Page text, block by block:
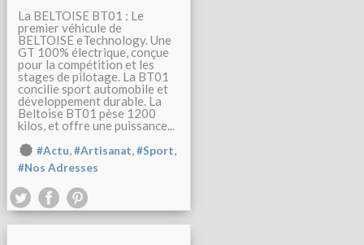
La BELTOISE BT01 : Le
premier véhicule de
BELTOISE eTechnology. Une
GT 100% électrique, conçue
pour la compétition et les
stages de pilotage. La BT01
concilie sport automobile et
développement durable. La
Beltoise BT01 pèse 1200
kilos, et offre une puissance...
#Actu,#Artisanat,#Sport,
#Nos Adresses